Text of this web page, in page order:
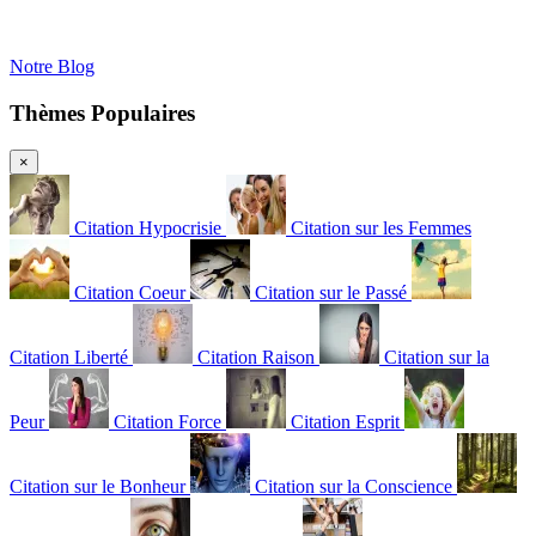
Notre Blog
Thèmes Populaires
×
Citation Hypocrisie Citation sur les Femmes
Citation Coeur Citation sur le Passé
Citation Liberté Citation Raison Citation sur la
Peur Citation Force Citation Esprit
Citation sur le Bonheur Citation sur la Conscience